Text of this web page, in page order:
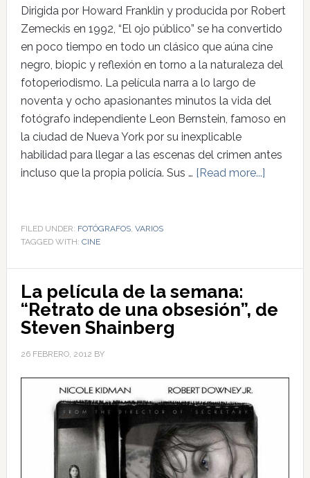
Dirigida por Howard Franklin y producida por Robert
Zemeckis en 1992, “El ojo público” se ha convertido
en poco tiempo en todo un clásico que aúna cine
negro, biopic y reflexión en torno a la naturaleza del
fotoperiodismo. La película narra a lo largo de
noventa y ocho apasionantes minutos la vida del
fotógrafo independiente Leon Bernstein, famoso en
la ciudad de Nueva York por su inexplicable
habilidad para llegar a las escenas del crimen antes
incluso que la propia policía. Sus … [Read more...]
FILED UNDER: FOTÓGRAFOS, VARIOS
TAGGED WITH: CINE
La película de la semana:
“Retrato de una obsesión”, de
Steven Shainberg
26 FEBRERO, 2012 BY